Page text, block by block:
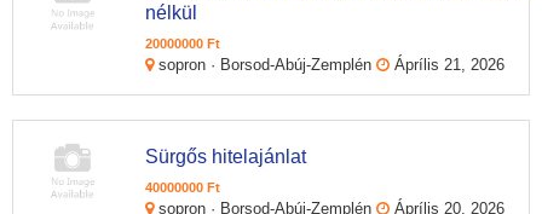
nélkül
20000000 Ft
sopron · Borsod-Abúj-Zemplén Áprílis 21, 2026
Sürgős hitelajánlat
40000000 Ft
sopron · Borsod-Abúj-Zemplén Áprílis 20, 2026